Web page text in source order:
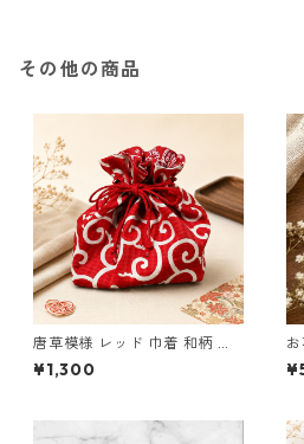
その他の商品
唐草模様 レッド 巾着 和柄 布
小物 国産 本革 ヌメ革
¥1,300